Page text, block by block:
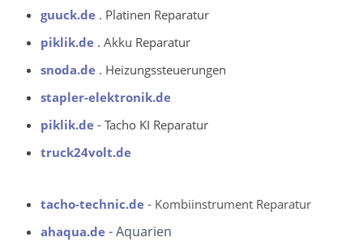
guuck.de . Platinen Reparatur
piklik.de . Akku Reparatur
snoda.de . Heizungssteuerungen
stapler-elektronik.de
piklik.de - Tacho KI Reparatur
truck24volt.de
tacho-technic.de - Kombiinstrument Reparatur
ahaqua.de - Aquarien